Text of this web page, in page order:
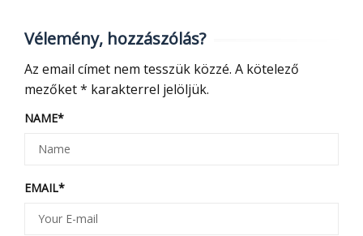
Vélemény, hozzászólás?
Az email címet nem tesszük közzé. A kötelező
mezőket* karakterrel jelöljük.
NAME*
EMAIL*